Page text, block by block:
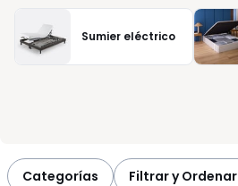
Sumier eléctrico
Categorías Filtrar y Ordenar